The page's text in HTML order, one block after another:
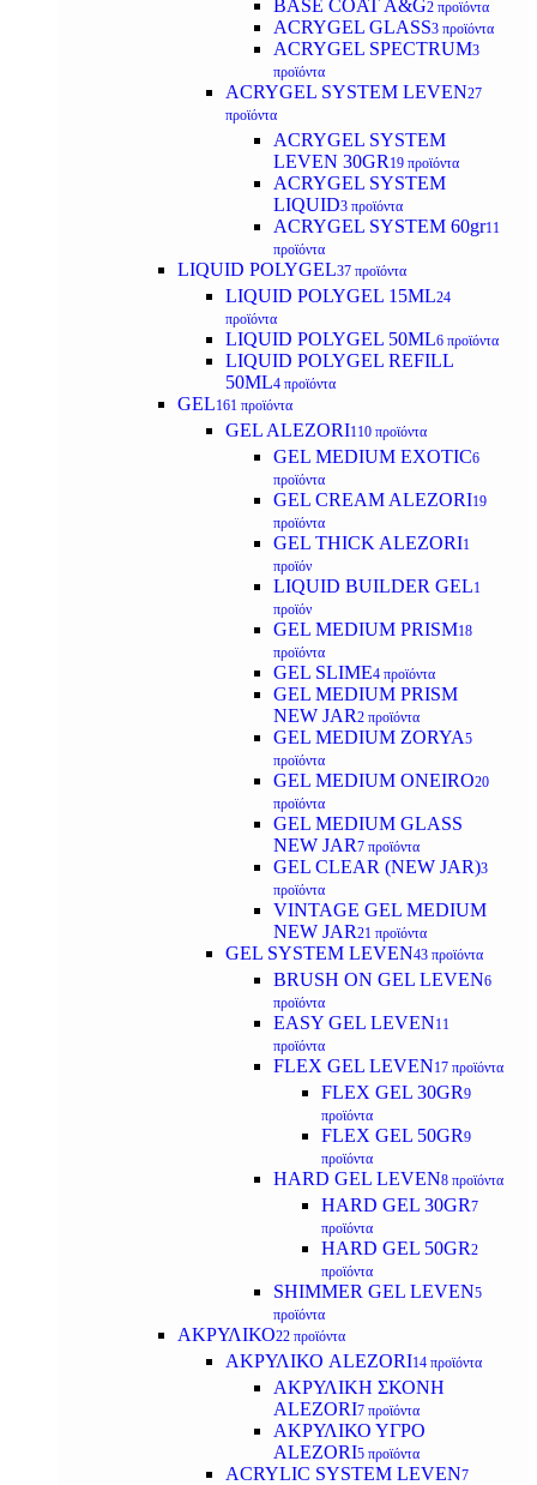
BASE COAT A&G2 προϊόντα
ACRYGEL GLASS3 προϊόντα
ACRYGEL SPECTRUM3
προϊόντα
ACRYGEL SYSTEM LEVEN27
προϊόντα
ACRYGEL SYSTEM
LEVEN 30GR 19 προϊόντα
ACRYGEL SYSTEM
LIQUID3 προϊόντα
ACRYGEL SYSTEM 60gr11
προϊόντα
LIQUID POLYGEL37 προϊόντα
LIQUID POLYGEL 15ML24
προϊόντα
LIQUID POLYGEL 50ML6 προϊόντα
LIQUID POLYGEL REFILL
50ML4 προϊόντα
GEL161 προϊόντα
GEL ALEZORI110 προϊόντα
GEL MEDIUM EXOTIC6
προϊόντα
GEL CREAM ALEZORI19
προϊόντα
GEL THICK ALEZORI1
προϊόν
LIQUID BUILDER GEL1
προϊόν
GEL MEDIUM PRISM18
προϊόντα
GEL SLIME4 προϊόντα
GEL MEDIUM PRISM
NEW JAR2 προϊόντα
GEL MEDIUM ZORYA5
προϊόντα
GEL MEDIUM ONEIRO20
προϊόντα
GEL MEDIUM GLASS
NEW JAR7 προϊόντα
GEL CLEAR (NEW JAR)3
προϊόντα
VINTAGE GEL MEDIUM
NEW JAR21 προϊόντα
GEL SYSTEM LEVEN43 προϊόντα
BRUSH ON GEL LEVEN6
προϊόντα
EASY GEL LEVEN11
προϊόντα
FLEX GEL LEVEN17 προϊόντα
FLEX GEL 30GR9
προϊόντα
FLEX GEL 50GR9
προϊόντα
HARD GEL LEVEN8 προϊόντα
HARD GEL 30GR7
προϊόντα
HARD GEL 50GR2
προϊόντα
SHIMMER GEL LEVEN5
προϊόντα
ΑΚΡΥΛΙΚΟ22 προϊόντα
ΑΚΡΥΛΙΚΟ ALEZORI14 προϊόντα
ΑΚΡΥΛΙΚΗ ΣΚΟΝΗ
ALEZORI7 προϊόντα
ΑΚΡΥΛΙΚΟ ΥΓΡΟ
ALEZORI5 προϊόντα
ACRYLIC SYSTEM LEVEN7